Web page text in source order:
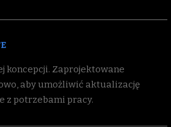
koncepcji. Zaprojektowane
aby umożliwić aktualizację
z potrzebami pracy.